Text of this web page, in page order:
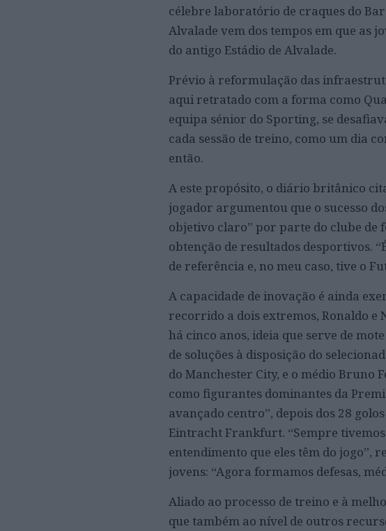
célebre laboratório de craques do
Alvalade vem dos tempos em que as
do antigo Estádio de Alvalade.
Prévio à reformulação das
aqui retratado com a forma como
equipa sénior do Sporting, se
cada sessão de treino, como um dia
então.
A este propósito, o diário britânico
jogador argumentou que o sucesso
objetivo claro” por parte do clube
obtenção de resultados desportivos.
de referência e, no meu caso, tive o
A capacidade de inovação é ainda
recorrido a dois extremos, Ronaldo e
há cinco anos, ideia que serve de
de soluções à disposição do
do Manchester City, e o médio Bruno
como figurantes dominantes da
avançado centro”, depois dos 28
Eintracht Frankfurt. “Sempre
entendimento que eles têm do jogo”,
jovens: “Agora formamos defesas,
Aliado ao processo de treino e à
que também ao nível de outros